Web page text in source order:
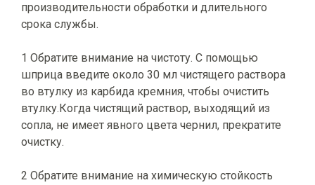
производительности обработки и длительного
срока службы.
1 Обратите внимание на чистоту. С помощью
шприца введите около 30 мл чистящего раствора
во втулку из карбида кремния, чтобы очистить
втулку.Когда чистящий раствор, выходящий из
сопла, не имеет явного цвета чернил, прекратите
очистку.
2 Обратите внимание на химическую стойкость